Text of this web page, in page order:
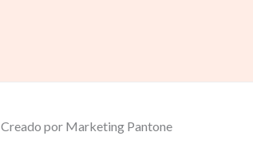
Creado por Marketing Pantone